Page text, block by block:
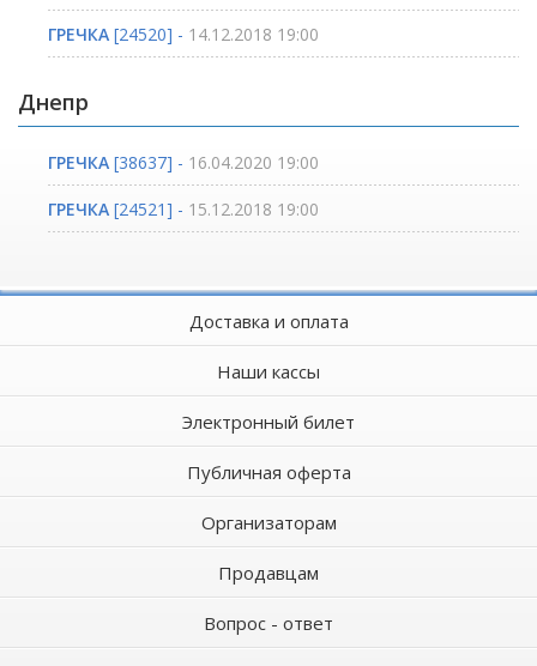
ГРЕЧКА [24520] - 14.12.2018 19:00
Днепр
ГРЕЧКА [38637] - 16.04.2020 19:00
ГРЕЧКА [24521] - 15.12.2018 19:00
Доставка и оплата
Наши кассы
Электронный билет
Публичная оферта
Организаторам
Продавцам
Вопрос - ответ